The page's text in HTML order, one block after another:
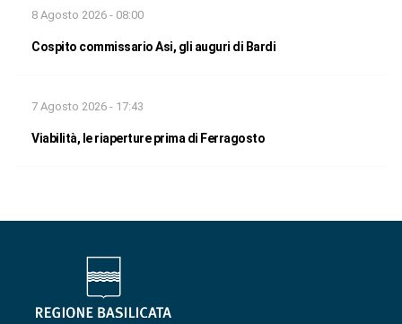
8 Agosto 2026 - 08:00
Cospito commissario Asi, gli auguri di Bardi
7 Agosto 2026 - 17:43
Viabilità, le riaperture prima di Ferragosto